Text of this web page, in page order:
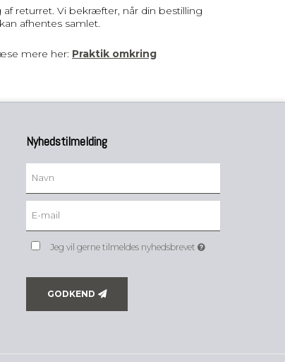
returret. Vi bekræfter, når din bestilling
afhentes samlet.
mere her: Praktik omkring
Nyhedstilmelding
Jeg vil gerne tilmeldes nyhedsbrevet
GODKEND